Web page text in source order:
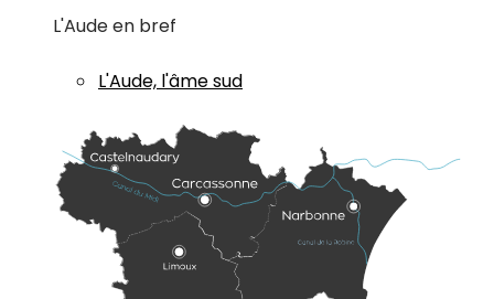
L'Aude en bref
L'Aude, l'âme sud